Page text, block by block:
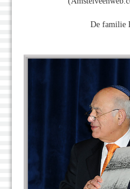
De familie